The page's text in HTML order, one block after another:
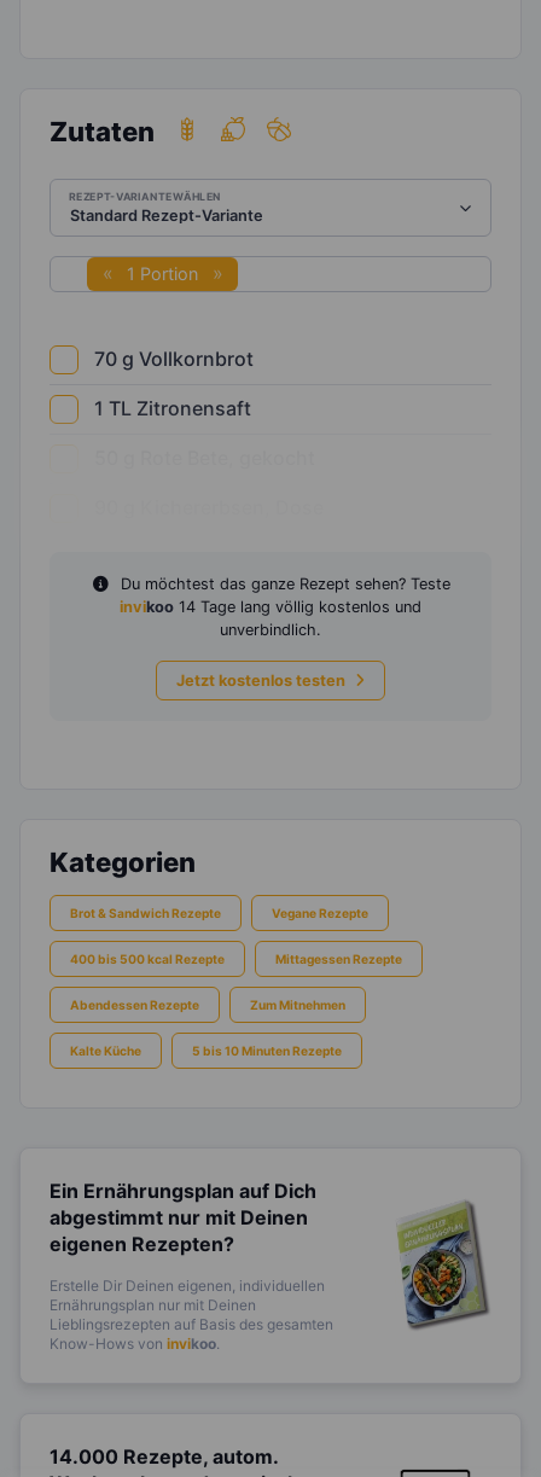
Zutaten
REZEPT-VARIANTE WÄHLEN
1 Portion
70 g Vollkornbrot
1 TL Zitronensaft
Du möchtest das ganze Rezept sehen? Teste
invikoo 14 Tage lang völlig kostenlos und
unverbindlich.
Jetzt kostenlos testen
Kategorien
Brot & Sandwich Rezepte Vegane Rezepte
400 bis 500 kcal Rezepte Mittagessen Rezepte
Abendessen Rezepte Zum Mitnehmen
Kalte Küche 5 bis 10 Minuten Rezepte
Ein Ernährungsplan auf Dich
abgestimmt nur mit Deinen
eigenen Rezepten?
Erstelle Dir Deinen eigenen, individuellen
Ernährungsplan nur mit Deinen
Lieblingsrezepten auf Basis des gesamten
Know-Hows von invikoo
14.000 Rezepte, autom.